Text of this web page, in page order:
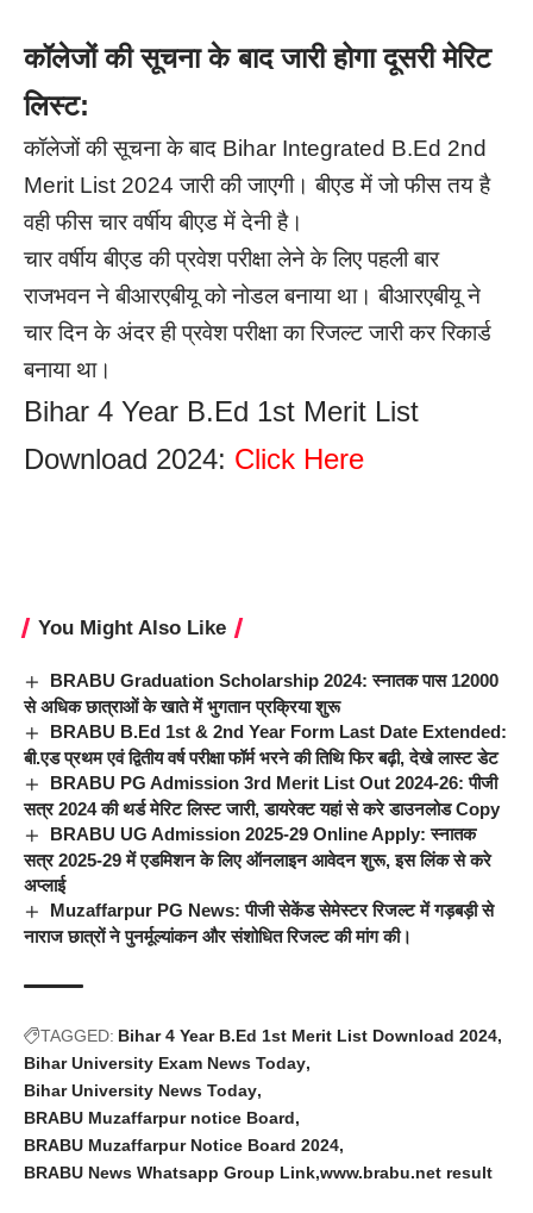
कॉलेजों की सूचना के बाद जारी होगा दूसरी मेरिट
लिस्ट:
कॉलेजों की सूचना के बाद Bihar Integrated B.Ed 2nd
Merit List 2024 जारी की जाएगी। बीएड में जो फीस तय है
वही फीस चार वर्षीय बीएड में देनी है।
चार वर्षीय बीएड की प्रवेश परीक्षा लेने के लिए पहली बार
राजभवन ने बीआरएबीयू को नोडल बनाया था।बीआरएबीयू ने
चार दिन के अंदर ही प्रवेश परीक्षा का रिजल्ट जारी कर रिकार्ड
बनाया था।
Bihar 4 Year B.Ed 1st Merit List
Download 2024: Click Here
You Might Also Like
BRABU Graduation Scholarship 2024: स्नातक पास 12000
से अधिक छात्राओं के खाते में भुगतान प्रक्रिया शुरू
BRABU B.Ed 1st & 2nd Year Form Last Date Extended:
बी.एड प्रथम एवं द्वितीय वर्ष परीक्षा फॉर्म भरने की तिथि फिर बढ़ी, देखे लास्ट डेट
BRABU PG Admission 3rd Merit List Out 2024-26: पीजी
सत्र 2024 की थर्ड मेरिट लिस्ट जारी, डायरेक्ट यहां से करे डाउनलोड Copy
BRABU UG Admission 2025-29 Online Apply: स्नातक
सत्र 2025-29 में एडमिशन के लिए ऑनलाइन आवेदन शुरू, इस लिंक से करे
अप्लाई
Muzaffarpur PG News: पीजी सेकेंड सेमेस्टर रिजल्ट में गड़बड़ी से
नाराज छात्रों ने पुनर्मूल्यांकन और संशोधित रिजल्ट की मांग की।
TAGGED: Bihar 4 Year B.Ed 1st Merit List Download 2024
Bihar University Exam News Today
Bihar University News Today
BRABU Muzaffarpur notice Board
BRABU Muzaffarpur Notice Board 2024
BRABU News Whatsapp Group Link www.brabu.net result